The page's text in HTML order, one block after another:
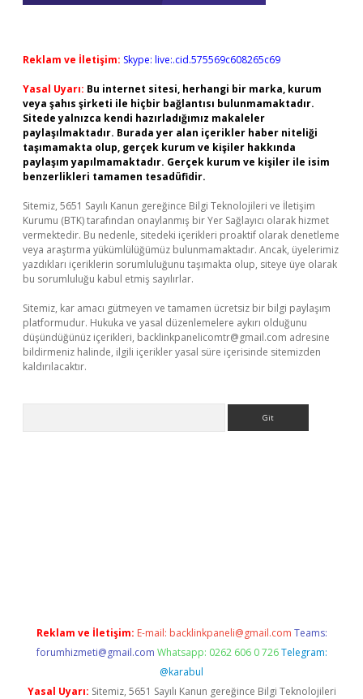
Reklam ve İletişim: Skype: live:.cid.575569c608265c69
Yasal Uyarı: Bu internet sitesi, herhangi bir marka, kurum
veya şahıs şirketi ile hiçbir bağlantısı bulunmamaktadır.
Sitede yalnızca kendi hazırladığımız makaleler
paylaşılmaktadır. Burada yer alan içerikler haber niteliği
taşımamakta olup, gerçek kurum ve kişiler hakkında
paylaşım yapılmamaktadır. Gerçek kurum ve kişiler ile isim
benzerlikleri tamamen tesadüfidir.
Sitemiz, 5651 Sayılı Kanun gereğince Bilgi Teknolojileri ve İletişim
Kurumu (BTK) tarafından onaylanmış bir Yer Sağlayıcı olarak hizmet
vermektedir. Bu nedenle, sitedeki içerikleri proaktif olarak denetleme
veya araştırma yükümlülüğümüz bulunmamaktadır. Ancak, üyelerimiz
yazdıkları içeriklerin sorumluluğunu taşımakta olup, siteye üye olarak
bu sorumluluğu kabul etmiş sayılırlar.
Sitemiz, kar amacı gütmeyen ve tamamen ücretsiz bir bilgi paylaşım
platformudur. Hukuka ve yasal düzenlemelere aykırı olduğunu
düşündüğünüz içerikleri, backlinkpanelicomtr@gmail.com adresine
bildirmeniz halinde, ilgili içerikler yasal süre içerisinde sitemizden
kaldırılacaktır.
Reklam ve İletişim: E-mail: backlinkpaneli@gmail.com Teams:
forumhizmeti@gmail.com Whatsapp: 0262 606 0 726 Telegram:
@karabul
Yasal Uyarı: Sitemiz, 5651 Sayılı Kanun gereğince Bilgi Teknolojileri